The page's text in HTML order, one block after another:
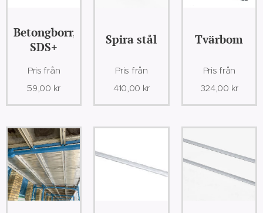
Betongborr,
SDS+
Pris från
59,00 kr
Spira stål
Pris från
410,00 kr
Tvärbom
Pris från
324,00 kr